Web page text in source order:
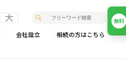
大
会社設立 相続の方はこちら
無料